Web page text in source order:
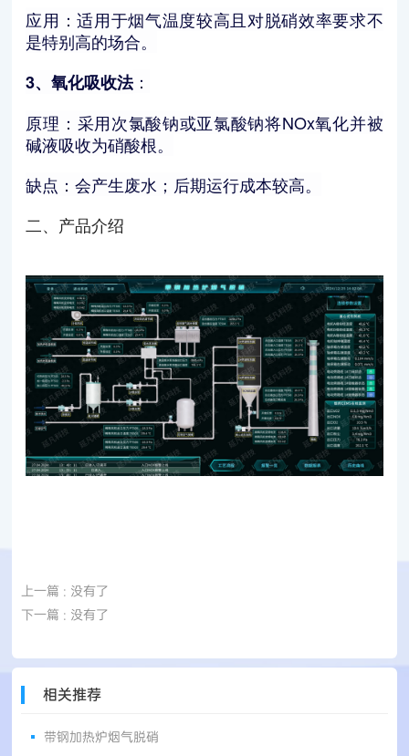
应用：适用于烟气温度较高且对脱硝效率要求不
是特别高的场合。
3、氧化吸收法 ：
原理：采用次氯酸钠或亚氯酸钠将NOx氧化并被
碱液吸收为硝酸根。
缺点：会产生废水；后期运行成本较高。
二、产品介绍
上一篇 : 没有了
下一篇 : 没有了
相关推荐
带钢加热炉烟气脱硝